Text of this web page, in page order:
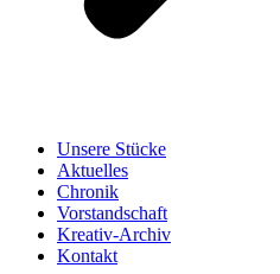
Unsere Stücke
Aktuelles
Chronik
Vorstandschaft
Kreativ-Archiv
Kontakt